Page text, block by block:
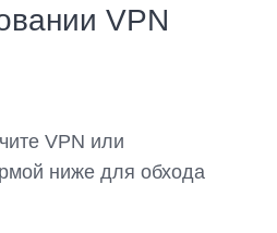
VPN
VPN или
ниже для обхода